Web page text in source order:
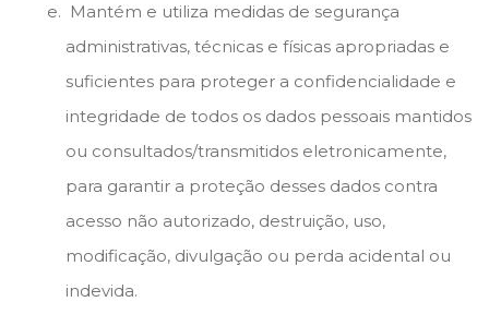
Mantém e utiliza medidas de segurança
administrativas, técnicas e físicas apropriadas e
suficientes para proteger a confidencialidade e
integridade de todos os dados pessoais mantidos
ou consultados/transmitidos eletronicamente,
para garantir a proteção desses dados contra
acesso não autorizado, destruição, uso,
modificação, divulgação ou perda acidental ou
indevida.